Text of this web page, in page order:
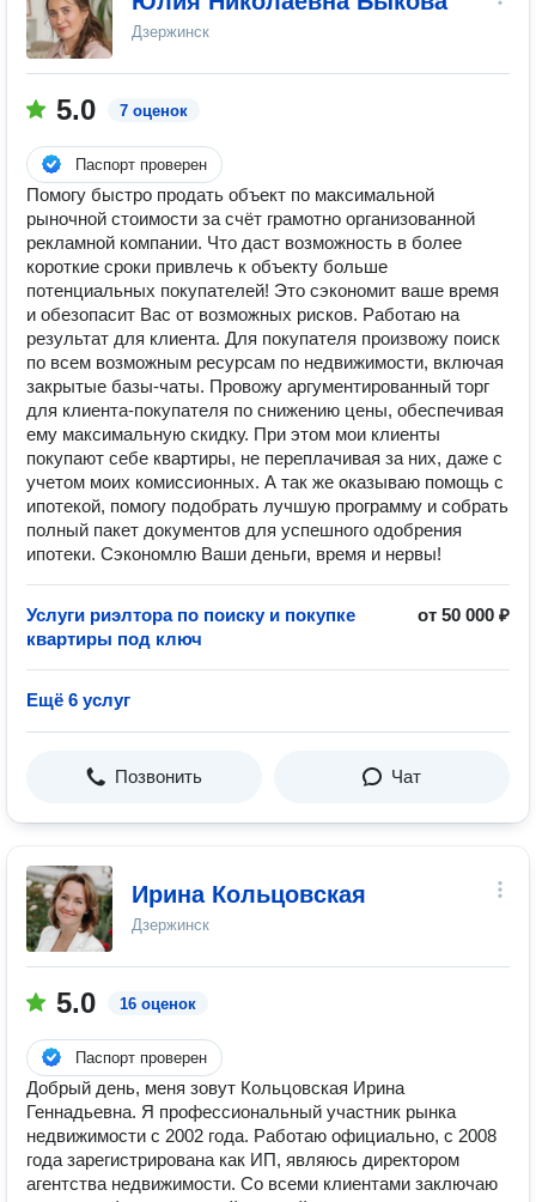
Дзержинск
5.0 7 оценок
Паспорт проверен
Помогу быстро продать объект по максимальной
рыночной стоимости за счёт грамотно организованной
рекламной компании. Что даст возможность в более
короткие сроки привлечь к объекту больше
потенциальных покупателей! Это сэкономит ваше время
и обезопасит Вас от возможных рисков. Работаю на
результат для клиента. Для покупателя произвожу поиск
по всем возможным ресурсам по недвижимости, включая
закрытые базы-чаты. Провожу аргументированный торг
для клиента-покупателя по снижению цены, обеспечивая
ему максимальную скидку. При этом мои клиенты
покупают себе квартиры, не переплачивая за них, даже с
учетом моих комиссионных. А так же оказываю помощь с
ипотекой, помогу подобрать лучшую программу и собрать
полный пакет документов для успешного одобрения
ипотеки. Сэкономлю Ваши деньги, время и нервы!
Услуги риэлтора по поиску и покупке
квартиры под ключ
от 50 000 ₽
Ещё 6 услуг
Позвонить Чат
Ирина Кольцовская
Дзержинск
5.0 16 оценок
Паспорт проверен
Добрый день, меня зовут Кольцовская Ирина
Геннадьевна. Я профессиональный участник рынка
недвижимости с 2002 года. Работаю официально, с 2008
года зарегистрирована как ИП, являюсь директором
агентства недвижимости. Со всеми клиентами заключаю